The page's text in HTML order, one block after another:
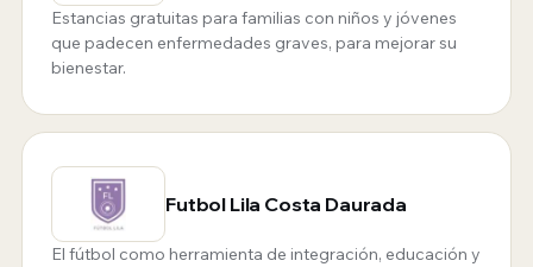
Estancias gratuitas para familias con niños y jóvenes
que padecen enfermedades graves, para mejorar su
bienestar.
Futbol Lila Costa Daurada
El fútbol como herramienta de integración, educación y